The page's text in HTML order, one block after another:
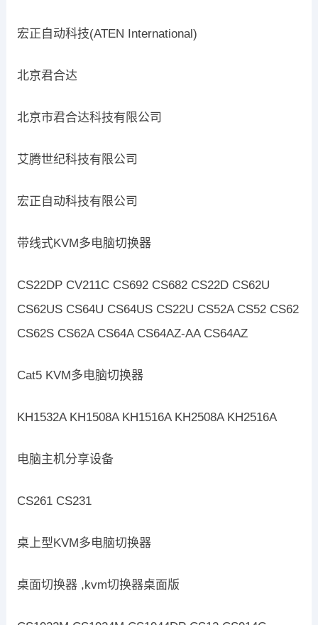
宏正自动科技(ATEN International)
北京君合达
北京市君合达科技有限公司
艾腾世纪科技有限公司
宏正自动科技有限公司
带线式KVM多电脑切换器
CS22DP CV211C CS692 CS682 CS22D CS62U
CS62US CS64U CS64US CS22U CS52A CS52 CS62
CS62S CS62A CS64A CS64AZ-AA CS64AZ
Cat5 KVM多电脑切换器
KH1532A KH1508A KH1516A KH2508A KH2516A
电脑主机分享设备
CS261 CS231
桌上型KVM多电脑切换器
桌面切换器 ,kvm切换器桌面版